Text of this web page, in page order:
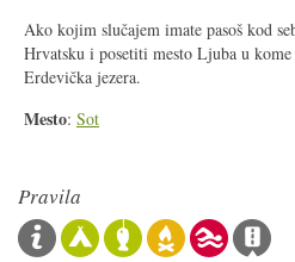
Ako kojim slučajem imate pasoš kod
Hrvatsku i posetiti mesto Ljuba u
Erdevička jezera.
Mesto: Sot
Pravila